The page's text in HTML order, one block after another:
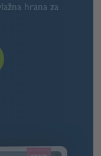
hrana za